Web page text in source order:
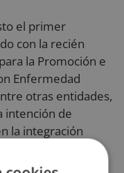
el primer
con la recién
la Promoción e
Enfermedad
otras entidades,
intención de
la integración
mental. El
el grupo de